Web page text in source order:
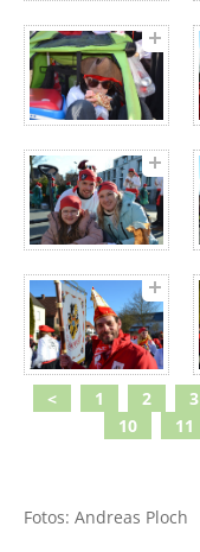
< 1 2 3
10
11
Fotos: Andreas Ploch